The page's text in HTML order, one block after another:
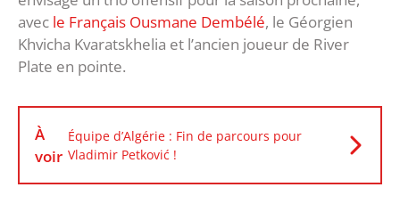
avec le Français Ousmane Dembélé, le Géorgien
Khvicha Kvaratskhelia et l’ancien joueur de River
Plate en pointe.
À
voir
Équipe d’Algérie : Fin de parcours pour
Vladimir Petković !